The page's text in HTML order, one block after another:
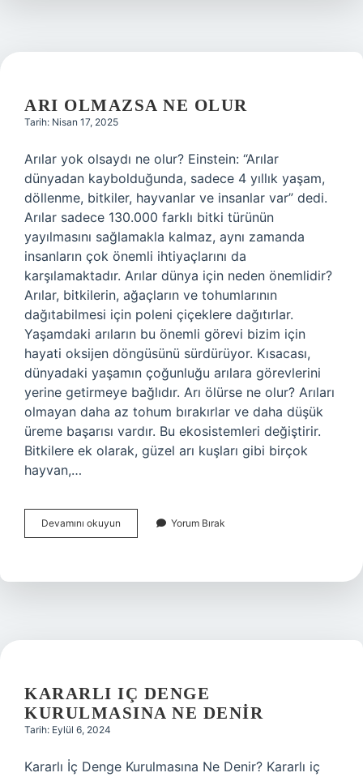
ARI OLMAZSA NE OLUR
Tarih: Nisan 17, 2025
Arılar yok olsaydı ne olur? Einstein: “Arılar
dünyadan kaybolduğunda, sadece 4 yıllık yaşam,
döllenme, bitkiler, hayvanlar ve insanlar var” dedi.
Arılar sadece 130.000 farklı bitki türünün
yayılmasını sağlamakla kalmaz, aynı zamanda
insanların çok önemli ihtiyaçlarını da
karşılamaktadır. Arılar dünya için neden önemlidir?
Arılar, bitkilerin, ağaçların ve tohumlarının
dağıtabilmesi için poleni çiçeklere dağıtırlar.
Yaşamdaki arıların bu önemli görevi bizim için
hayati oksijen döngüsünü sürdürüyor. Kısacası,
dünyadaki yaşamın çoğunluğu arılara görevlerini
yerine getirmeye bağlıdır. Arı ölürse ne olur? Arıları
olmayan daha az tohum bırakırlar ve daha düşük
üreme başarısı vardır. Bu ekosistemleri değiştirir.
Bitkilere ek olarak, güzel arı kuşları gibi birçok
hayvan,…
Devamını okuyun
Olmazsa
Yorum Bırak
KARARLI IÇ DENGE
KURULMASINA NE DENIR
Tarih: Eylül 6, 2024
Kararlı İç Denge Kurulmasına Ne Denir? Kararlı iç